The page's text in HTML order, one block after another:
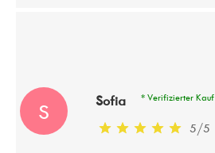
S Sofia * Verifizierter Kauf
5/5